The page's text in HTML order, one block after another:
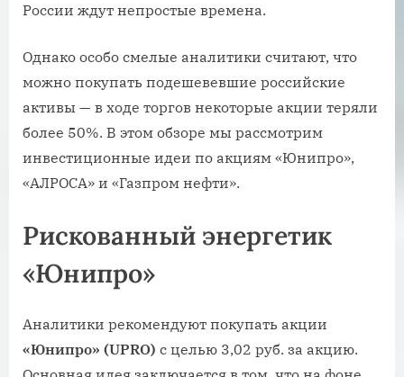
России ждут непростые времена.
Однако особо смелые аналитики считают, что
можно покупать подешевевшие российские
активы — в ходе торгов некоторые акции теряли
более 50%. В этом обзоре мы рассмотрим
инвестиционные идеи по акциям «Юнипро»,
«АЛРОСА» и «Газпром нефти».
Рискованный энергетик
«Юнипро»
Аналитики рекомендуют покупать акции
«Юнипро» (UPRO) с целью 3,02 руб. за акцию.